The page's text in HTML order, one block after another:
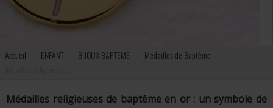
Accueil ENFANT BIJOUX BAPTEME
Médailles de Baptême
Médailles religieuses de baptême en or : un symbole de